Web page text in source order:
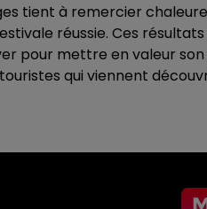
tient à remercier
réussie. Ces
pour mettre en valeur
qui viennent